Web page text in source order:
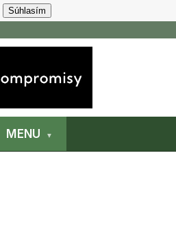
Súhlasím
MENU